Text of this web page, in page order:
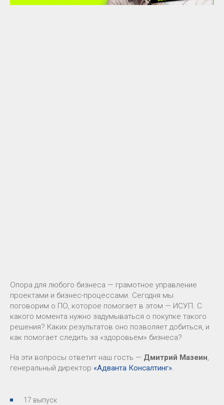
Опора для любого бизнеса — грамотное управление
проектами и бизнес-процессами. Сегодня мы
поговорим о ПО, которое помогает в этом — ИСУП. С
какого момента нужно задумываться о покупке такого
решения? Каких результатов оно позволяет добиться, и
как помогает следить за «здоровьем» бизнеса?
На эти вопросы ответит наш гость — Дмитрий Мазеин,
генеральный директор «Адванта Консалтинг».
17 выпуск